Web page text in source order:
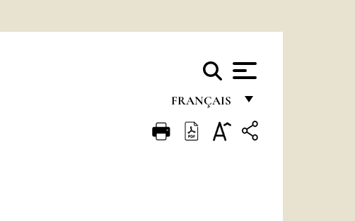
FRANÇAIS
FRANÇAIS